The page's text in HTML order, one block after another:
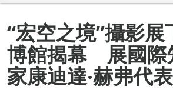
“宏空之境”攝影
博館揭幕 展國際
家康迪達‧赫弗代